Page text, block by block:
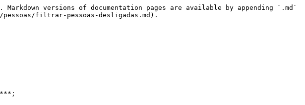
versions of documentation pages are available by appending `.md`
filtrar-pessoas-desligadas.md).